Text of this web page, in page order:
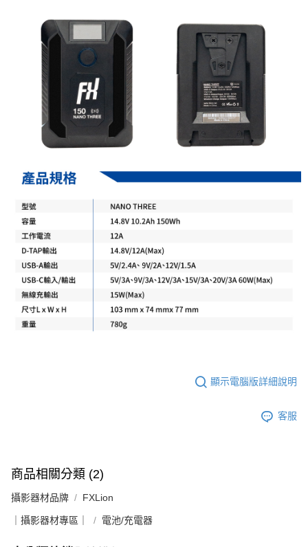
顯示電腦版詳細說明
客服
商品相關分類 (2)
攝影器材品牌 FXLion
｜攝影器材專區｜ 電池/充電器